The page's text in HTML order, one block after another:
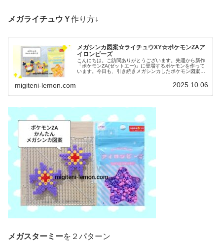
メガライチュウＹ作り方↓
メガシンカ図案☆ライチュウXY☆ポケモンZAア
イロンビーズ
こんにちは。ご訪問ありがとうございます。先週から新作
「ポケモンZA(ゼットエー)」に登場するポケモンを作って
います。今日も、引き続きメガシンカしたポケモン図案で
migiteni-lemon.com 2025.10.06
メガスターミーを２パターン